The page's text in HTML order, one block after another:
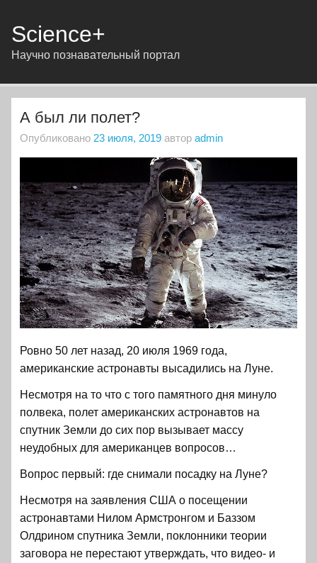
Science+
Научно познавательный портал
А был ли полет?
Опубликовано 23 июля, 2019 автор admin
Ровно 50 лет назад, 20 июля 1969 года,
американские астронавты высадились на Луне.
Несмотря на то что с того памятного дня минуло
полвека, полет американских астронавтов на
спутник Земли до сих пор вызывает массу
неудобных для американцев вопросов…
Вопрос первый: где снимали посадку на Луне?
Несмотря на заявления США о посещении
астронавтами Нилом Армстронгом и Баззом
Олдрином спутника Земли, поклонники теории
заговора не перестают утверждать, что видео- и